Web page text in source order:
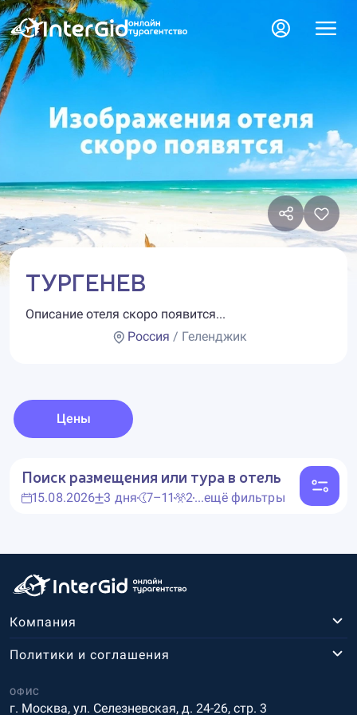
ТУРГЕНЕВ
Описание отеля скоро появится...
Россия / Геленджик
Цены
Поиск размещения или тура в отель
15.08.2026 3 дня 7–11 2...ещё фильтры
Компания
ОФИС
г. Москва, ул. Селезневская, д. 24-26, стр. 3
Политики и соглашения